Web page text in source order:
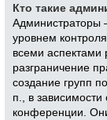
Кто такие
Администраторы
уровнем
всеми
разграничение
создание групп
п., в
конференции.